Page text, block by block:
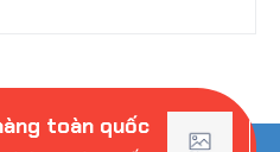
toàn quốc